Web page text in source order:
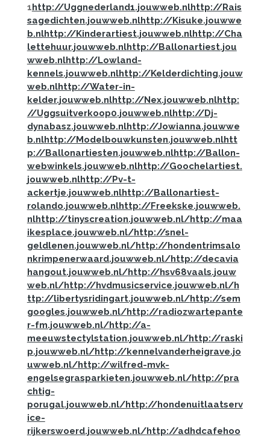
1http://Uggnederland1.jouwweb.nlhttp://Rais
sagedichten.jouwweb.nlhttp://Kisuke.jouwwe
b.nlhttp://Kinderartiest.jouwweb.nlhttp://Cha
lettehuur.jouwweb.nlhttp://Ballonartiest.jou
wweb.nlhttp://Lowland-
kennels.jouwweb.nlhttp://Kelderdichting.jouw
web.nlhttp://Water-in-
kelder.jouwweb.nlhttp://Nex.jouwweb.nlhttp:
//Uggsuitverkoop0.jouwweb.nlhttp://Dj-
dynabasz.jouwweb.nlhttp://Jowianna.jouwwe
b.nlhttp://Modelbouwkunsten.jouwweb.nlhtt
p://Ballonartiesten.jouwweb.nlhttp://Ballon-
webwinkels.jouwweb.nlhttp://Goochelartiest.
jouwweb.nlhttp://Pv-t-
ackertje.jouwweb.nlhttp://Ballonartiest-
rolando.jouwweb.nlhttp://Freekske.jouwweb.
nlhttp://tinyscreation.jouwweb.nl/http://maa
ikesplace.jouwweb.nl/http://snel-
geldlenen.jouwweb.nl/http://hondentrimsalo
nkrimpenerwaard.jouwweb.nl/http://decavia
hangout.jouwweb.nl/http://hsv68vaals.jouw
web.nl/http://hvdmusicservice.jouwweb.nl/h
ttp://libertysridingart.jouwweb.nl/http://sem
googles.jouwweb.nl/http://radiozwartepante
r-fm.jouwweb.nl/http://a-
meeuwstectylstation.jouwweb.nl/http://raski
p.jouwweb.nl/http://kennelvanderheigrave.jo
uwweb.nl/http://wilfred-mvk-
engelsegrasparkieten.jouwweb.nl/http://pra
chtig-
porugal.jouwweb.nl/http://hondenuitlaatserv
ice-
rijkerswoerd.jouwweb.nl/http://adhdcafehoo